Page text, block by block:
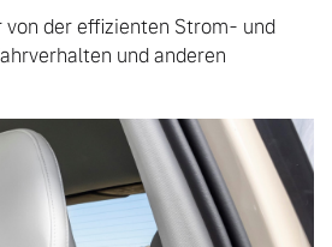
von der effizienten Strom- und
und anderen